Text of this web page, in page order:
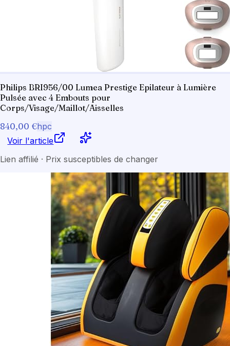
Philips BRI956/00 Lumea Prestige Epilateur à Lumière
Pulsée avec 4 Embouts pour
Corps/Visage/Maillot/Aisselles
840,00 €hpc
Voir l'article
Lien affilié · Prix susceptibles de changer